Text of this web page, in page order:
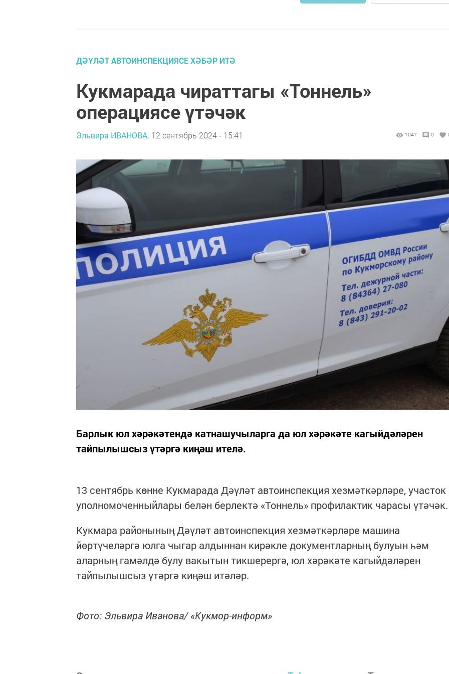
ДӘҮЛӘТ АВТОИНСПЕКЦИЯСЕ ХӘБӘР ИТӘ
Кукмарада чираттагы «Тоннель»
операциясе үтәчәк
Эльвира ИВАНОВА, 12 сентябрь 2024 - 15:41 1047 0
Барлык юл хәрәкәтендә катнашучыларга да юл хәрәкәте кагыйдәләрен
тайпылышсыз үтәргә киңәш ителә.
13 сентябрь көнне Кукмарада Дәүләт автоинспекция хезмәткәрләре, участок
уполномоченныйлары белән берлектә «Тоннель» профилактик чарасы үтәчәк.
Кукмара районының Дәүләт автоинспекция хезмәткәрләре машина
йөртүчеләргә юлга чыгар алдыннан кирәкле документларның булуын һәм
аларның гамәлдә булу вакытын тикшерергә, юл хәрәкәте кагыйдәләрен
тайпылышсыз үтәргә киңәш итәләр.
Фото: Эльвира Иванова/ «Кукмор-информ»